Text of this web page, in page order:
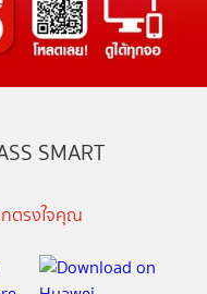
SMART
ตรงใจคุณ